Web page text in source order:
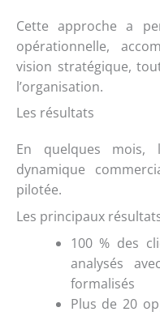
Cette approche a
opérationnelle,
vision stratégique,
l’organisation.
Les résultats
En quelques mois,
dynamique
pilotée.
Les principaux
100 % des
analysés
formalisés
Plus de 20